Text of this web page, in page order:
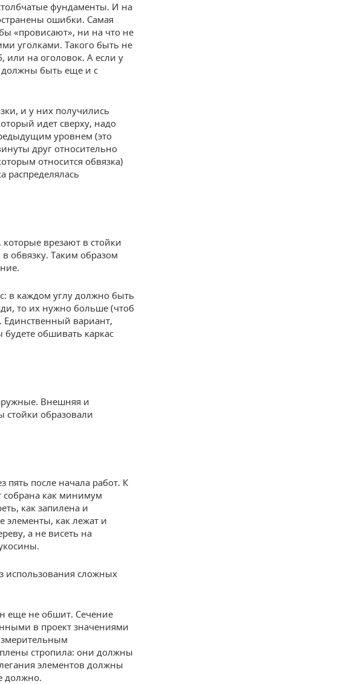
фундаменты. И на
ошибки. Самая
«провисают», ни на что не
уголками. Такого быть не
или на оголовок. А если у
должны быть еще и с
и у них получились
идет сверху, надо
уровнем (это
друг относительно
относится обвязка)
распределялась
врезают в стойки
обвязку. Таким образом
в каждом углу должно быть
то их нужно больше (чтоб
Единственный вариант,
обшивать каркас
Внешняя и
стойки образовали
пять после начала работ. К
собрана как минимум
как запилена и
элементы, как лежат и
а не висеть на
использования сложных
еще не обшит. Сечение
в проект значениями
стропила: они должны
элементов должны
должно.